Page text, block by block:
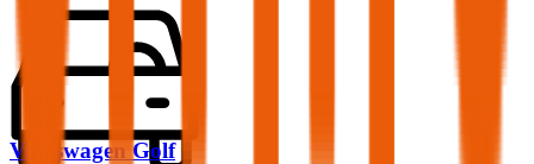
Volkswagen Golf